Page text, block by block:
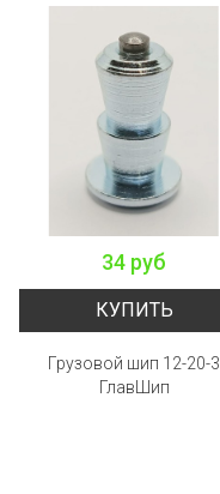
34 руб
КУПИТЬ
Грузовой шип 12-20-3
ГлавШип